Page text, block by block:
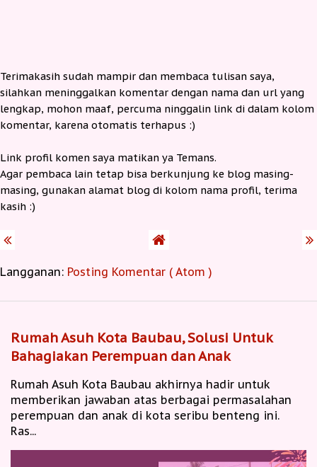
Terimakasih sudah mampir dan membaca tulisan saya,
silahkan meninggalkan komentar dengan nama dan url yang
lengkap, mohon maaf, percuma ninggalin link di dalam kolom
komentar, karena otomatis terhapus :)
Link profil komen saya matikan ya Temans.
Agar pembaca lain tetap bisa berkunjung ke blog masing-
masing, gunakan alamat blog di kolom nama profil, terima
kasih :)
Langganan: Posting Komentar ( Atom )
Rumah Asuh Kota Baubau, Solusi Untuk
Bahagiakan Perempuan dan Anak
Rumah Asuh Kota Baubau akhirnya hadir untuk
memberikan jawaban atas berbagai permasalahan
perempuan dan anak di kota seribu benteng ini.
Ras...